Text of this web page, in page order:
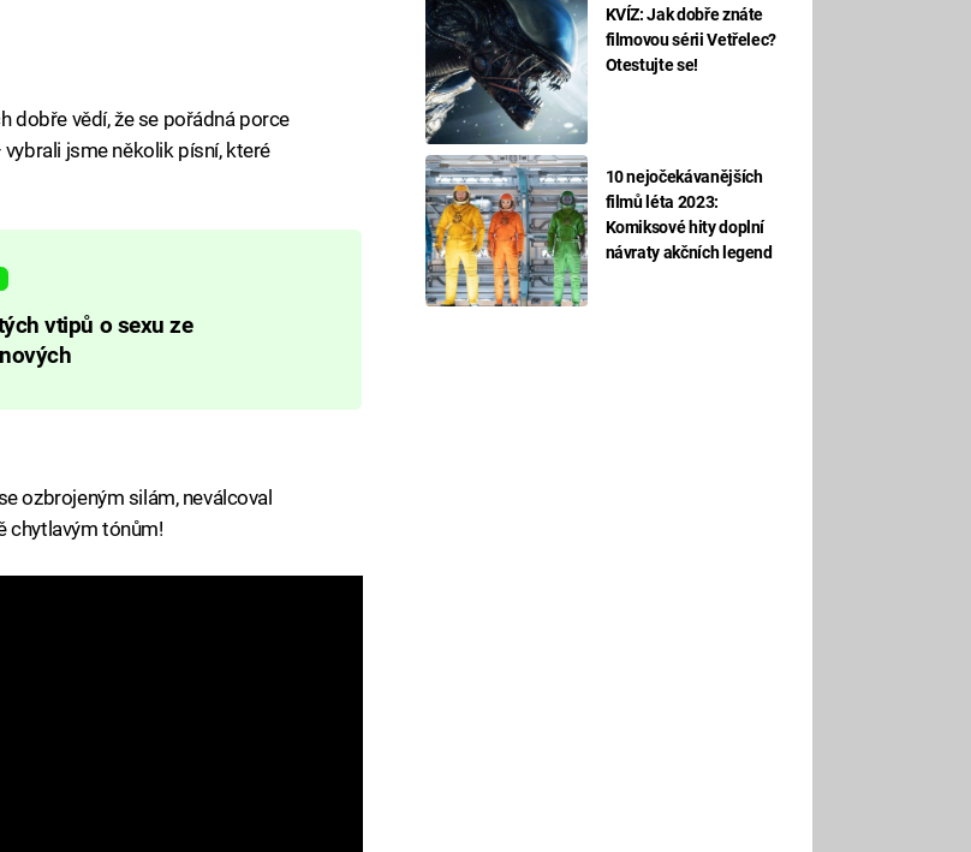
KVÍZ: Jak dobře znáte
filmovou sérii Vetřelec?
Otestujte se!
10 nejočekávanějších
filmů léta 2023:
Komiksové hity doplní
návraty akčních legend
dobře vědí, že se pořádná porce
jsme několik písní, které
vtipů o sexu ze
ozbrojeným silám, neválcoval
chytlavým tónům!